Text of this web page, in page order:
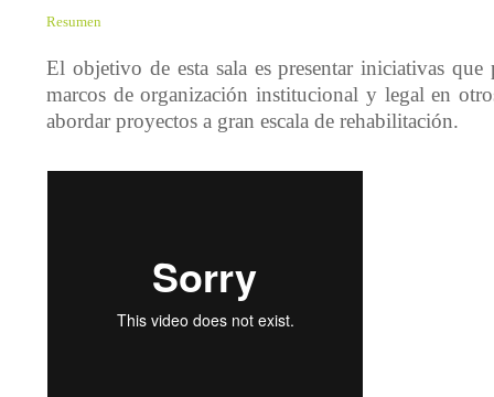
Resumen
El objetivo de esta sala es presentar iniciativas
marcos de organización institucional y legal en
abordar proyectos a gran escala de rehabilitación.